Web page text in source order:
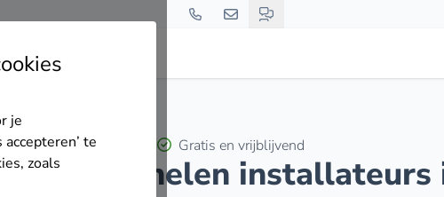
je
te
zoals
Gratis en vrijblijvend
zonnepanelen installateurs